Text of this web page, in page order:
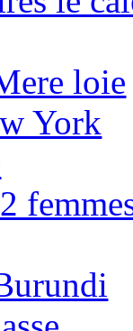
loie
York